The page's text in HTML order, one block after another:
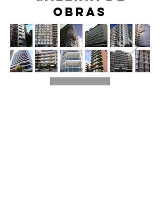
OBRAS
ver más